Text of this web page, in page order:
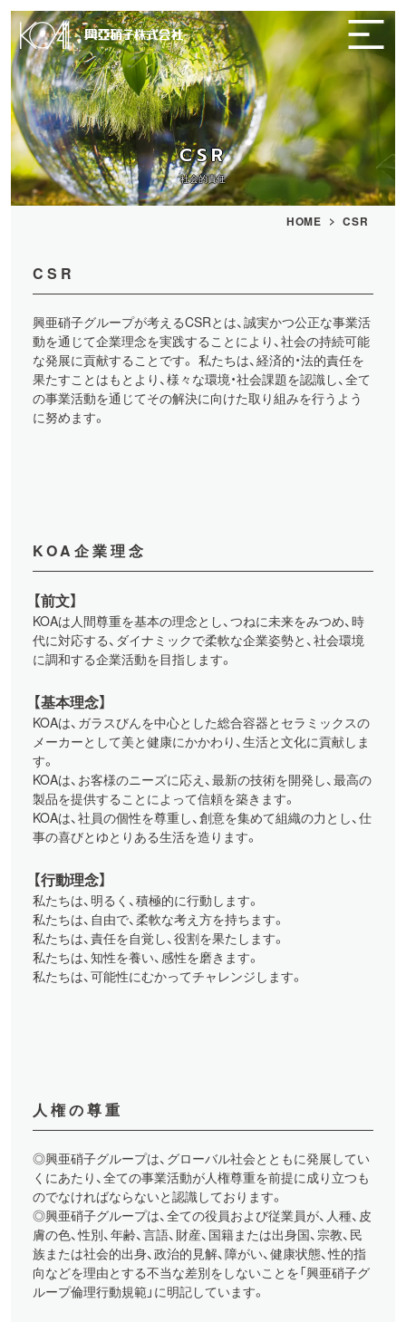
CSR
社会的責任
HOME CSR
CSR
興亜硝子グループが考えるCSRとは、誠実かつ公正な事業活
動を通じて企業理念を実践することにより、社会の持続可能
な発展に貢献することです。 私たちは、経済的・法的責任を
果たすことはもとより、様々な環境・社会課題を認識し、全て
の事業活動を通じてその解決に向けた取り組みを行うよう
に努めます。
KOA企業理念
【前文】
KOAは人間尊重を基本の理念とし、つねに未来をみつめ、時
代に対応する、ダイナミックで柔軟な企業姿勢と、社会環境
に調和する企業活動を目指します。
【基本理念】
KOAは、ガラスびんを中心とした総合容器とセラミックスの
メーカーとして美と健康にかかわり、生活と文化に貢献しま
す。
KOAは、お客様のニーズに応え、最新の技術を開発し、最高の
製品を提供することによって信頼を築きます。
KOAは、社員の個性を尊重し、創意を集めて組織の力とし、仕
事の喜びとゆとりある生活を造ります。
【行動理念】
私たちは、明るく、積極的に行動します。
私たちは、自由で、柔軟な考え方を持ちます。
私たちは、責任を自覚し、役割を果たします。
私たちは、知性を養い、感性を磨きます。
私たちは、可能性にむかってチャレンジします。
人権の尊重
◎興亜硝子グループは、グローバル社会とともに発展してい
くにあたり、全ての事業活動が人権尊重を前提に成り立つも
のでなければならないと認識しております。
◎興亜硝子グループは、全ての役員および従業員が、人種、皮
膚の色、性別、年齢、言語、財産、国籍または出身国、宗教、民
族または社会的出身、政治的見解、障がい、健康状態、性的指
向などを理由とする不当な差別をしないことを「興亜硝子グ
ループ倫理行動規範」に明記しています。